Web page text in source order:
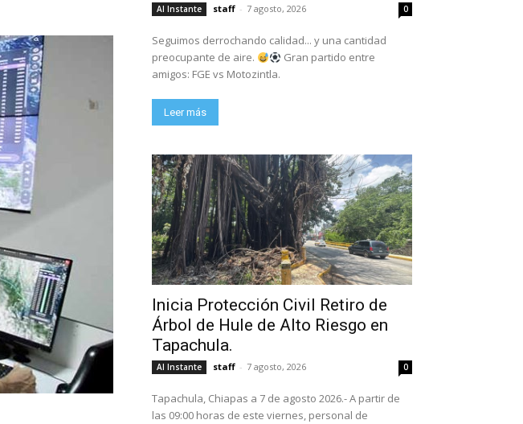
Al Instante staff - 7 agosto, 2026 0
Seguimos derrochando calidad... y una cantidad
preocupante de aire.
Gran partido entre
amigos: FGE vs Motozintla.
Leer más
Inicia Protección Civil Retiro de
Árbol de Hule de Alto Riesgo en
Tapachula.
Al Instante staff - 7 agosto, 2026 0
Tapachula, Chiapas a 7 de agosto 2026.- A partir de
las 09:00 horas de este viernes, personal de